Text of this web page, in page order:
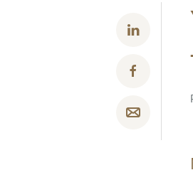
Dela med
Dela med
Dela med